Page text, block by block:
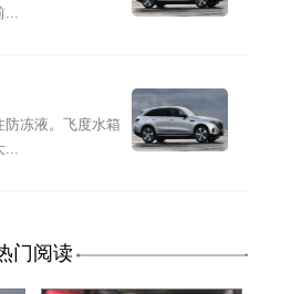
...
冻液。飞度水箱
门阅读